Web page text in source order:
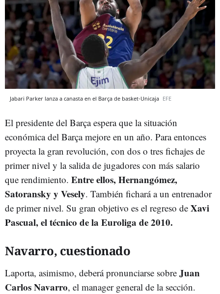
Jabari Parker lanza a canasta en el Barça de basket-Unicaja EFE
El presidente del Barça espera que la situación
económica del Barça mejore en un año. Para entonces
proyecta la gran revolución, con dos o tres fichajes de
primer nivel y la salida de jugadores con más salario
que rendimiento. Entre ellos, Hernangómez,
Satoransky y Vesely. También fichará a un entrenador
de primer nivel. Su gran objetivo es el regreso de Xavi
Pascual, el técnico de la Euroliga de 2010.
Navarro, cuestionado
Laporta, asimismo, deberá pronunciarse sobre Juan
Carlos Navarro, el manager general de la sección.